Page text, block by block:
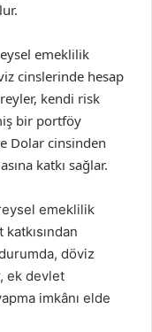
emeklilik
cinslerinde hesap
kendi risk
bir portföy
Dolar cinsinden
katkı sağlar.
emeklilik
döviz
ek devlet
imkânı elde